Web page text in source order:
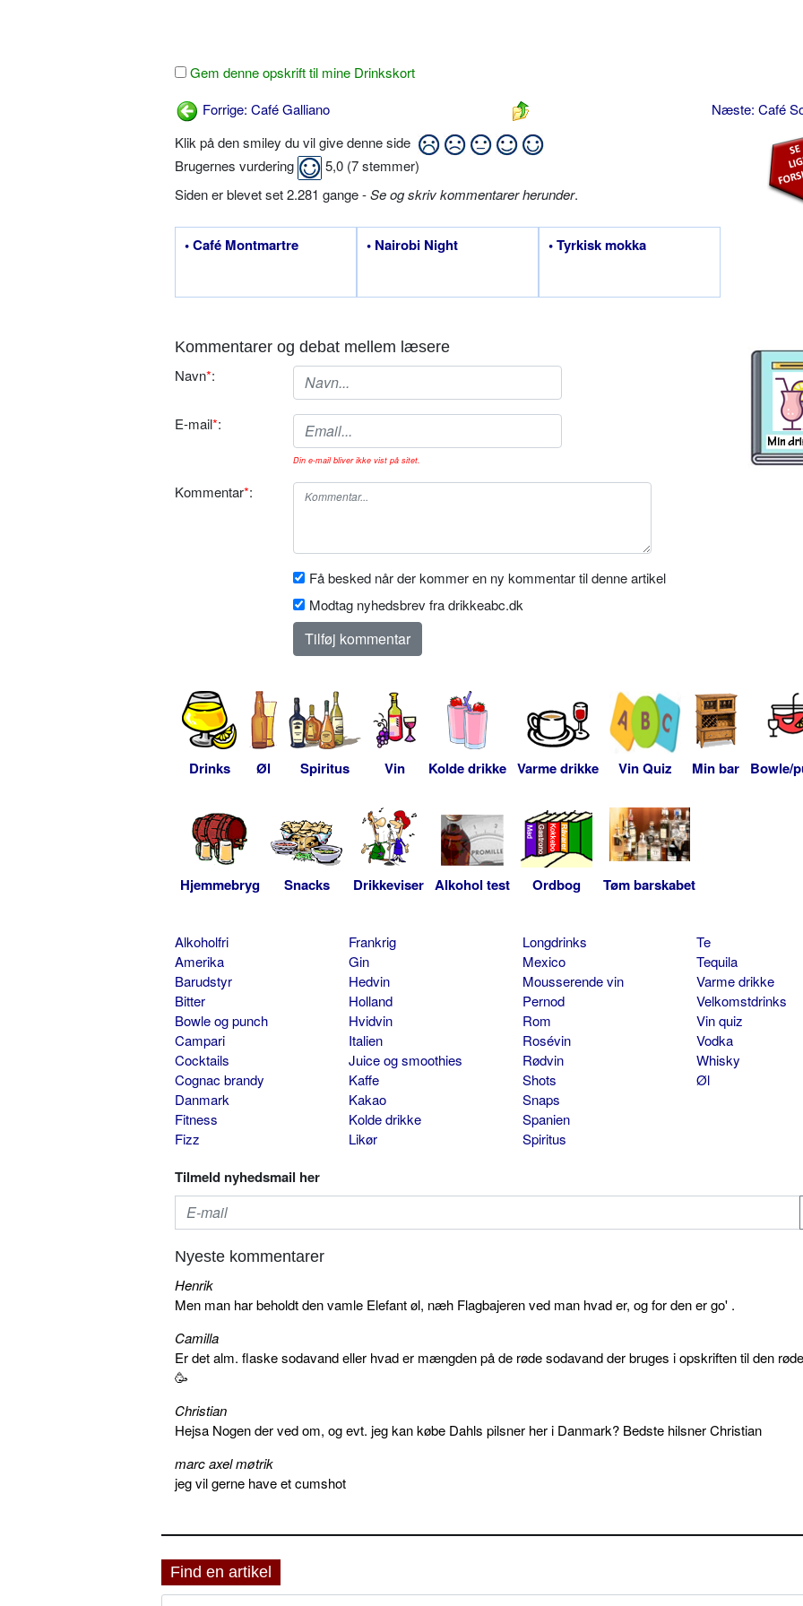
Gem denne opskrift til mine Drinkskort
Forrige: Café Galliano
Næste: Café
Klik på den smiley du vil give denne side
Brugernes vurdering
5,0 (7stemmer)
Siden er blevet set 2.281 gange -Se og skriv kommentarer herunder.
• Café Montmartre • Nairobi Night • Tyrkisk mokka
Kommentarer og debat mellem læsere
Navn*:
E-mail*:
Din e-mail bliver ikke vist på sitet.
Kommentar*:
Få besked når der kommer en ny kommentar til denne artikel
Modtag nyhedsbrev fra drikkeabc.dk
Drinks Øl Spiritus Vin Kolde drikke Varme drikke Vin Quiz Min bar Bowle/
Hjemmebryg Snacks Drikkeviser Alkohol test Ordbog Tøm barskabet
Alkoholfri
Amerika
Barudstyr
Bitter
Bowle og punch
Campari
Cocktails
Cognac brandy
Danmark
Fitness
Fizz
Frankrig
Gin
Hedvin
Holland
Hvidvin
Italien
Juice og smoothies
Kaffe
Kakao
Kolde drikke
Likør
Longdrinks
Mexico
Mousserende vin
Pernod
Rom
Rosévin
Rødvin
Shots
Snaps
Spanien
Spiritus
Te
Tequila
Varme drikke
Velkomstdrinks
Vin quiz
Vodka
Whisky
Øl
Tilmeld nyhedsmail her
Nyeste kommentarer
Henrik
Men man har beholdt den vamle Elefant øl, næh Flagbajeren ved man hvad er, og for den er go' .
Camilla
Er det alm. flaske sodavand eller hvad er mængden på de røde sodavand der bruges i opskriften til den
🥳
Christian
Hejsa Nogen der ved om, og evt. jeg kan købe Dahls pilsner her i Danmark? Bedste hilsner Christian
marc axel møtrik
jeg vil gerne have et cumshot
Find en artikel